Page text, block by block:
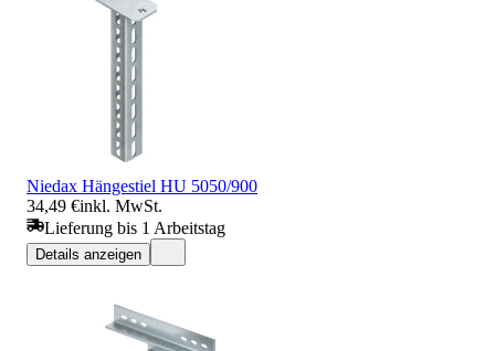
Niedax Hängestiel HU 5050/900
34,49 €inkl. MwSt.
Lieferung bis 1 Arbeitstag
Details anzeigen